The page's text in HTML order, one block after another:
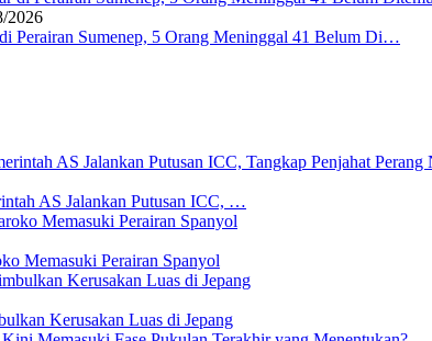
2026
Perairan Sumenep, 5 Orang Meninggal 41 Belum Di…
AS Jalankan Putusan ICC, …
Memasuki Perairan Spanyol
Kerusakan Luas di Jepang